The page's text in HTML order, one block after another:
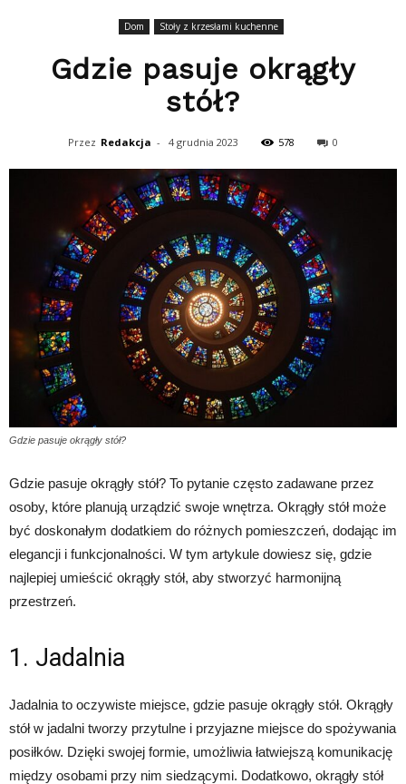
Dom Stoły z krzesłami kuchenne
Gdzie pasuje okrągły
stół?
Przez Redakcja - 4 grudnia 2023 578 0
Gdzie pasuje okrągły stół?
Gdzie pasuje okrągły stół? To pytanie często zadawane przez
osoby, które planują urządzić swoje wnętrza. Okrągły stół może
być doskonałym dodatkiem do różnych pomieszczeń, dodając im
elegancji i funkcjonalności. W tym artykule dowiesz się, gdzie
najlepiej umieścić okrągły stół, aby stworzyć harmonijną
przestrzeń.
1. Jadalnia
Jadalnia to oczywiste miejsce, gdzie pasuje okrągły stół. Okrągły
stół w jadalni tworzy przytulne i przyjazne miejsce do spożywania
posiłków. Dzięki swojej formie, umożliwia łatwiejszą komunikację
między osobami przy nim siedzącymi. Dodatkowo, okrągły stół